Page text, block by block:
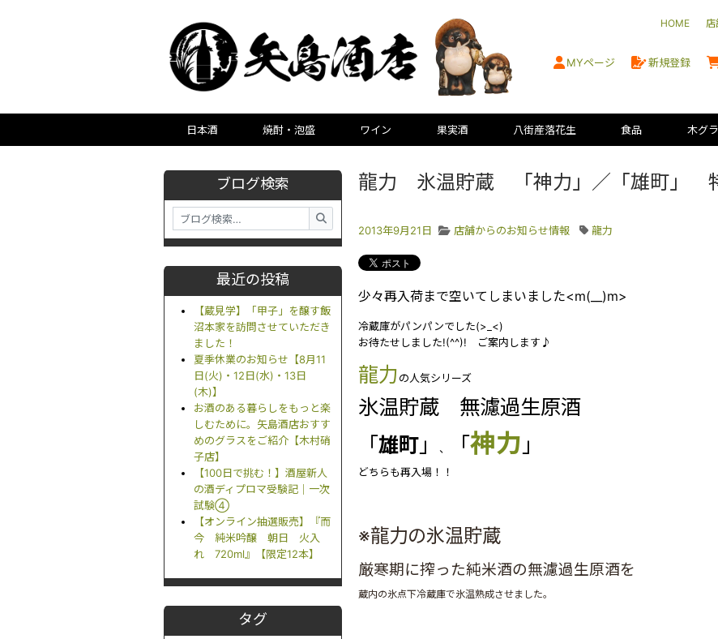
HOME 店
MYページ 新規登録
日本酒 焼酎・泡盛 ワイン 果実酒 八街産落花生 食品 木グ
ブログ検索
最近の投稿
【蔵見学】「甲子」を醸す飯
沼本家を訪問させていただき
ました！
夏季休業のお知らせ【8月11
日(火)・12日(水)・13日
(木)】
お酒のある暮らしをもっと楽
しむために。矢島酒店おすす
めのグラスをご紹介【木村硝
子店】
【100日で挑む！】酒屋新人
の酒ディプロマ受験記｜一次
試験④
【オンライン抽選販売】『而
今 純米吟醸 朝日 火入
れ 720ml』【限定12本】
タグ
龍力 氷温貯蔵 「神力」／「雄町」
2013年9月21日 店舗からのお知らせ情報 龍力
少々再入荷まで空いてしまいました<m(__)m>
冷蔵庫がパンパンでした(>_<)
お待たせしました!(^^)! ご案内します♪
龍力の人気シリーズ
氷温貯蔵 無濾過生原酒
「雄町 」 、 「神力 」
どちらも再入場！！
※龍力の氷温貯蔵
厳寒期に搾った純米酒の無濾過生原酒を
蔵内の氷点下冷蔵庫で氷温熟成させました。